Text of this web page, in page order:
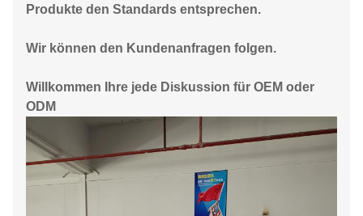
Produkte den Standards entsprechen.
Wir können den Kundenanfragen folgen.
Willkommen Ihre jede Diskussion für OEM oder
ODM